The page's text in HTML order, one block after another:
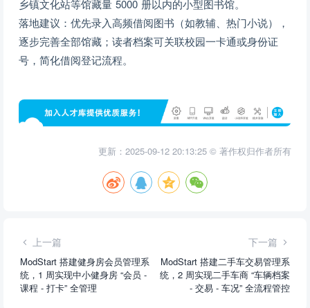
乡镇文化站等馆藏量 5000 册以内的小型图书馆。
落地建议：优先录入高频借阅图书（如教辅、热门小说），
逐步完善全部馆藏；读者档案可关联校园一卡通或身份证
号，简化借阅登记流程。
更新：2025-09-12 20:13:25 © 著作权归作者所有
上一篇
ModStart 搭建健身房会员管理系
统，1 周实现中小健身房 “会员 -
课程 - 打卡” 全管理
下一篇
ModStart 搭建二手车交易管理系
统，2 周实现二手车商 “车辆档案
- 交易 - 车况” 全流程管控